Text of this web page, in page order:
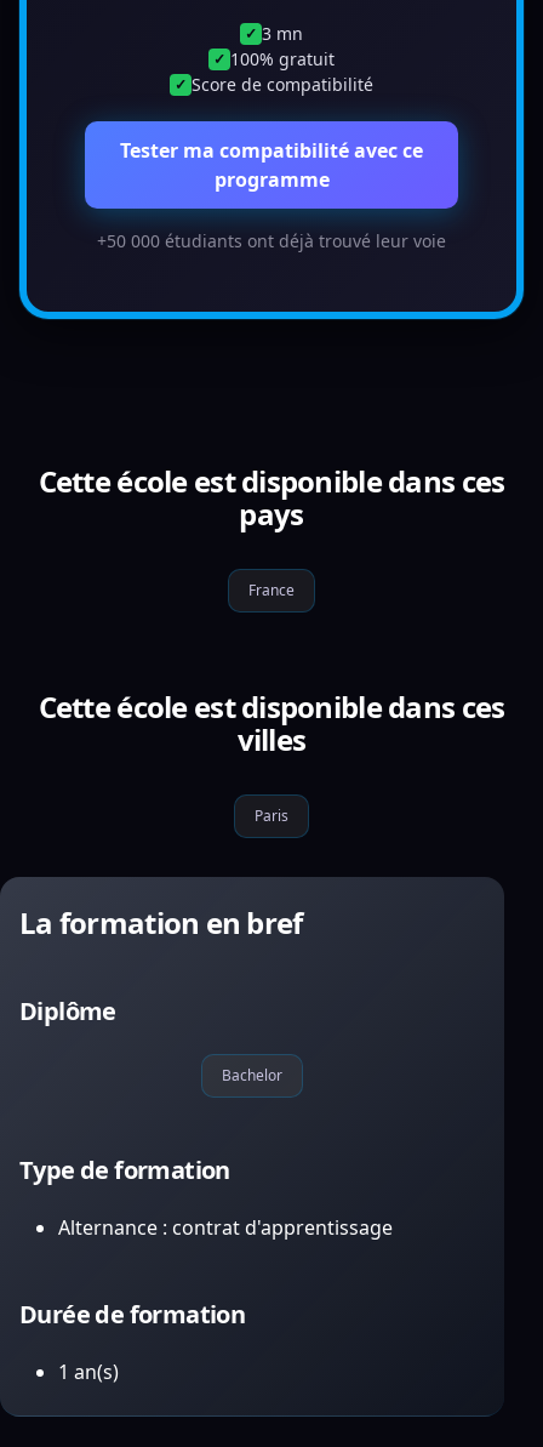
✓ 3 mn
✓ 100% gratuit
✓ Score de compatibilité
Tester ma compatibilité avec ce
programme
+50 000 étudiants ont déjà trouvé leur voie
Cette école est disponible dans ces
pays
France
Cette école est disponible dans ces
villes
Paris
La formation en bref
Diplôme
Bachelor
Type de formation
Alternance : contrat d'apprentissage
Durée de formation
1 an(s)